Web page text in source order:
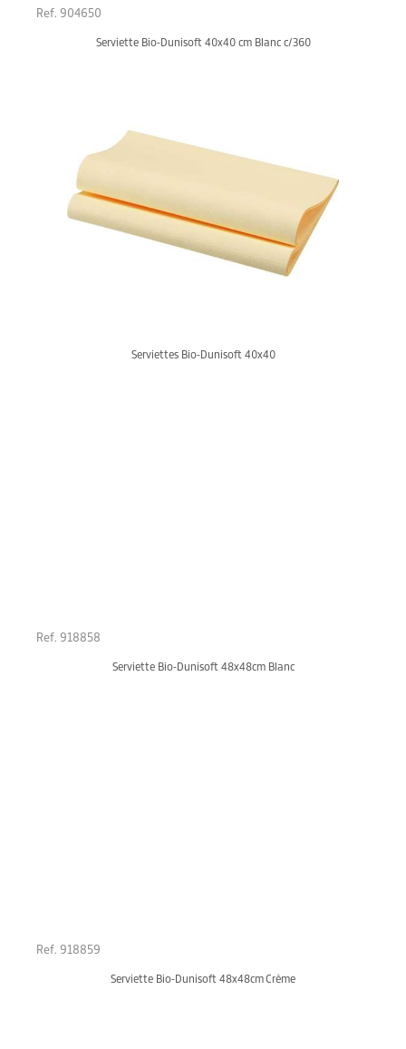
Ref. 904650
Serviette Bio-Dunisoft 40x40 cm Blanc c/360
Serviettes Bio-Dunisoft 40x40
Ref. 918858
Serviette Bio-Dunisoft 48x48cm Blanc
Ref. 918859
Serviette Bio-Dunisoft 48x48cm Crème